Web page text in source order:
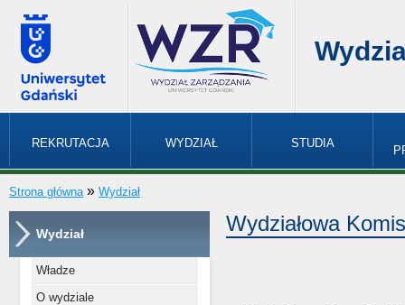
REKRUTACJA WYDZIAŁ STUDIA
Strona główna » Wydział
Wydział
Władze
O wydziale
Wydziałowa